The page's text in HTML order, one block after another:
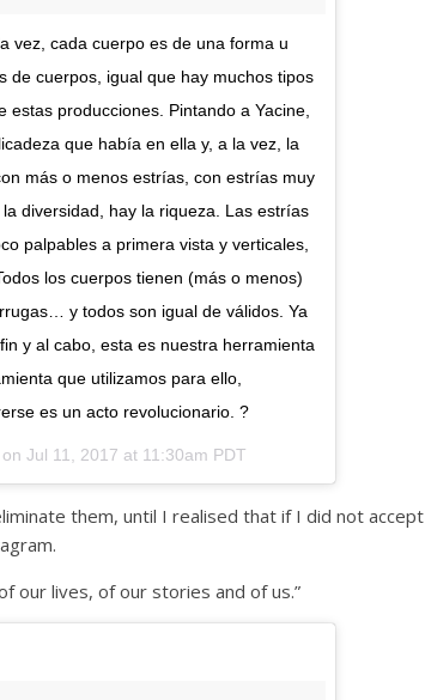
vez, cada cuerpo es de una forma u
de cuerpos, igual que hay muchos tipos
producciones. Pintando a Yacine,
que había en ella y, a la vez, la
más o menos estrías, con estrías muy
diversidad, hay la riqueza. Las estrías
palpables a primera vista y verticales,
los cuerpos tienen (más o menos)
y todos son igual de válidos. Ya
y al cabo, esta es nuestra herramienta
que utilizamos para ello,
es un acto revolucionario. ?
Jul 11, 2017 at 11:30am PDT
them, until I realised that if I did not accept
our lives, of our stories and of us.”